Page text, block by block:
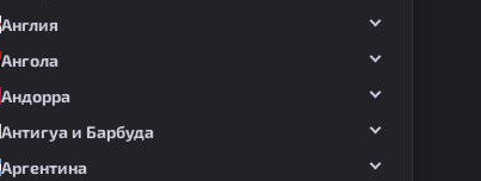
Англия
Ангола
Андорра
Антигуа и Барбуда
Аргентина